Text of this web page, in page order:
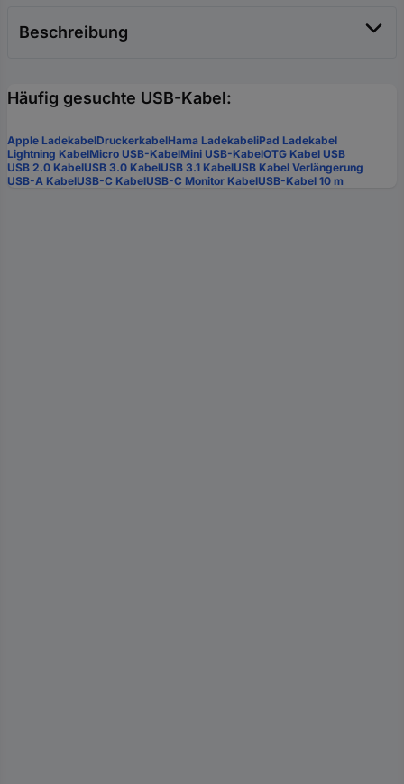
Beschreibung
Häufig gesuchte USB-Kabel:
Apple LadekabelDruckerkabelHama LadekabeliPad Ladekabel
Lightning KabelMicro USB-KabelMini USB-KabelOTG Kabel USB
USB 2.0 KabelUSB 3.0 KabelUSB 3.1 KabelUSB Kabel Verlängerung
USB-A KabelUSB-C KabelUSB-C Monitor KabelUSB-Kabel 10 m